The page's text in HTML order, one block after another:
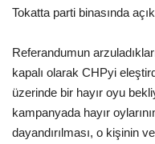
Siyaset
Galeriler
Yaşam
Tokatta parti binasında
Referandumun
kapalı olarak CHPyi
üzerinde bir hayır oyu
kampanyada hayır
dayandırılması, o kişinin